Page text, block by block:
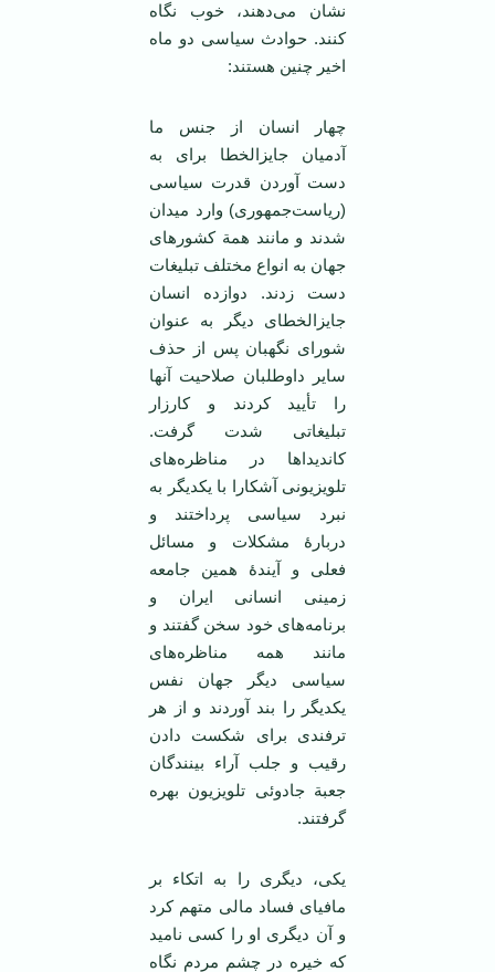
نشان می‌دهند، خوب نگاه
کنند. حوادث سیاسی دو ماه
اخیر چنین هستند:
چهار انسان از جنس ما
آدمیان جایزالخطا برای به
دست آوردن قدرت سیاسی
(ریاست‌جمهوری) وارد میدان
شدند و مانند همة کشورهای
جهان به انواع مختلف تبلیغات
دست زدند. دوازده انسان
جایزالخطای دیگر به عنوان
شورای نگهبان پس از حذف
سایر داوطلبان صلاحیت آنها
را تأیید کردند و کارزار
تبلیغاتی شدت گرفت.
کاندیداها در مناظره‌های
تلویزیونی آشکارا با یکدیگر به
نبرد سیاسی پرداختند و
دربارۀ مشکلات و مسائل
فعلی و آیندۀ همین جامعه
زمینی انسانی ایران و
برنامه‌های خود سخن گفتند و
مانند همه مناظره‌های
سیاسی دیگر جهان نفس
یکدیگر را بند آوردند و از هر
ترفندی برای شکست دادن
رقیب و جلب آراء بینندگان
جعبة جادوئی تلویزیون بهره
گرفتند.
یکی، دیگری را به اتکاء بر
مافیای فساد مالی متهم کرد
و آن دیگری او را کسی نامید
که خیره در چشم مردم نگاه